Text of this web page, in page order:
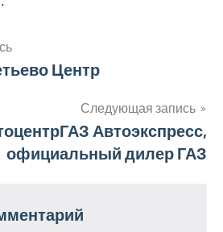
Центр
Следующая запись
Автоэкспресс,
официальный дилер ГАЗ